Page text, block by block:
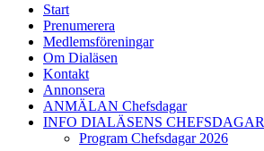
Start
Prenumerera
Medlemsföreningar
Om Dialäsen
Kontakt
Annonsera
ANMÄLAN Chefsdagar
INFO DIALÄSENS CHEFSDAGAR
Program Chefsdagar 2026